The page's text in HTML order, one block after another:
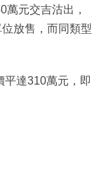
元交吉沽出，
放售，而同類型
平達310萬元，即